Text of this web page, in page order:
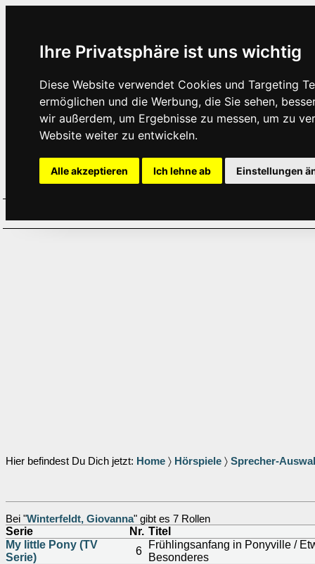
Ihre Privatsphäre ist uns wichtig
Diese Website verwendet Cookies und Targeting
ermöglichen und die Werbung, die Sie sehen,
wir außerdem, um Ergebnisse zu messen, um zu
Website weiter zu entwickeln.
Alle akzeptieren Ich lehne ab Einstellungen
Hier befindest Du Dich jetzt: Home 〉 Hörspiele 〉 Sprecher-
Bei "Winterfeldt, Giovanna" gibt es 7 Rollen
Serie Nr. Titel
My little Pony (TV
Serie)
6
Frühlingsanfang in Ponyville /
Besonderes